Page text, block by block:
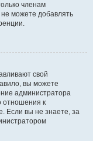
членам
можете добавлять
свой
вы можете
администратора
отношения к
Если вы не знаете, за